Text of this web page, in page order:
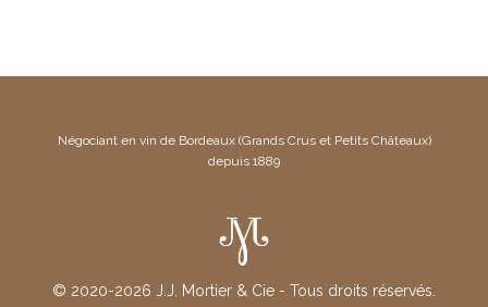
Négociant en vin de Bordeaux (Grands Crus et Petits Châteaux)
depuis 1889
© 2020-2026 J.J. Mortier & Cie - Tous droits réservés.